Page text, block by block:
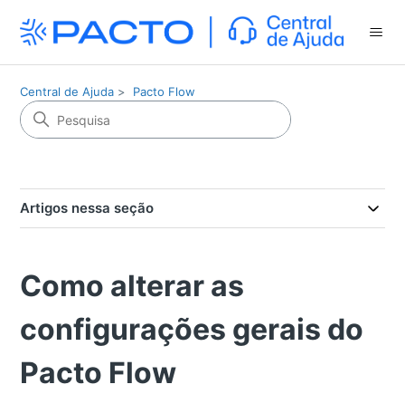
Central de Ajuda Pacto Flow
Artigos nessa seção
Como alterar as
configurações gerais do
Pacto Flow